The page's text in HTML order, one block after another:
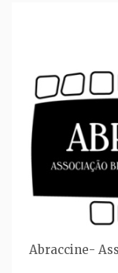
Abraccine-